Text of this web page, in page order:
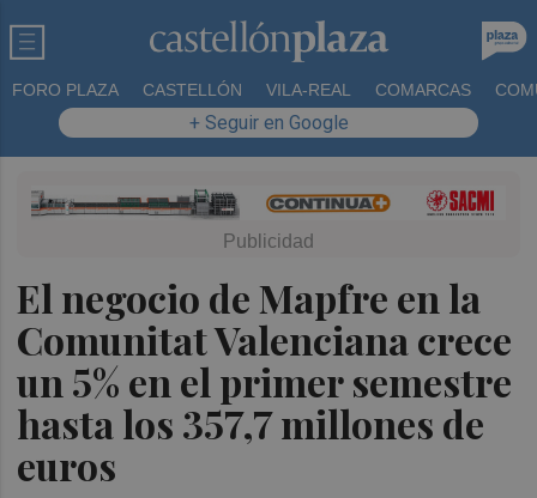
FORO PLAZA CASTELLÓN VILA-REAL COMARCAS
+ Seguir en Google
El negocio de Mapfre en la
Comunitat Valenciana crece
un 5% en el primer semestre
hasta los 357,7 millones de
euros